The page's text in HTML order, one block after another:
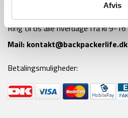
Afvis
Ring til os alle hverdage fra kl 9-16
Mail: kontakt@backpackerlife.dk
Betalingsmuligheder: